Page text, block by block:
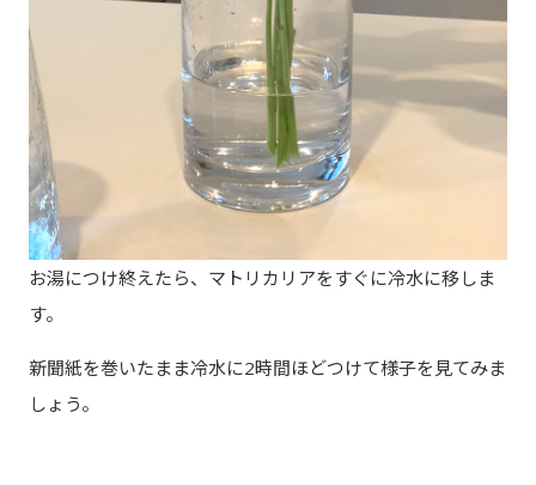
お湯につけ終えたら、マトリカリアをすぐに冷水に移しま
す。
新聞紙を巻いたまま冷水に2時間ほどつけて様子を見てみま
しょう。